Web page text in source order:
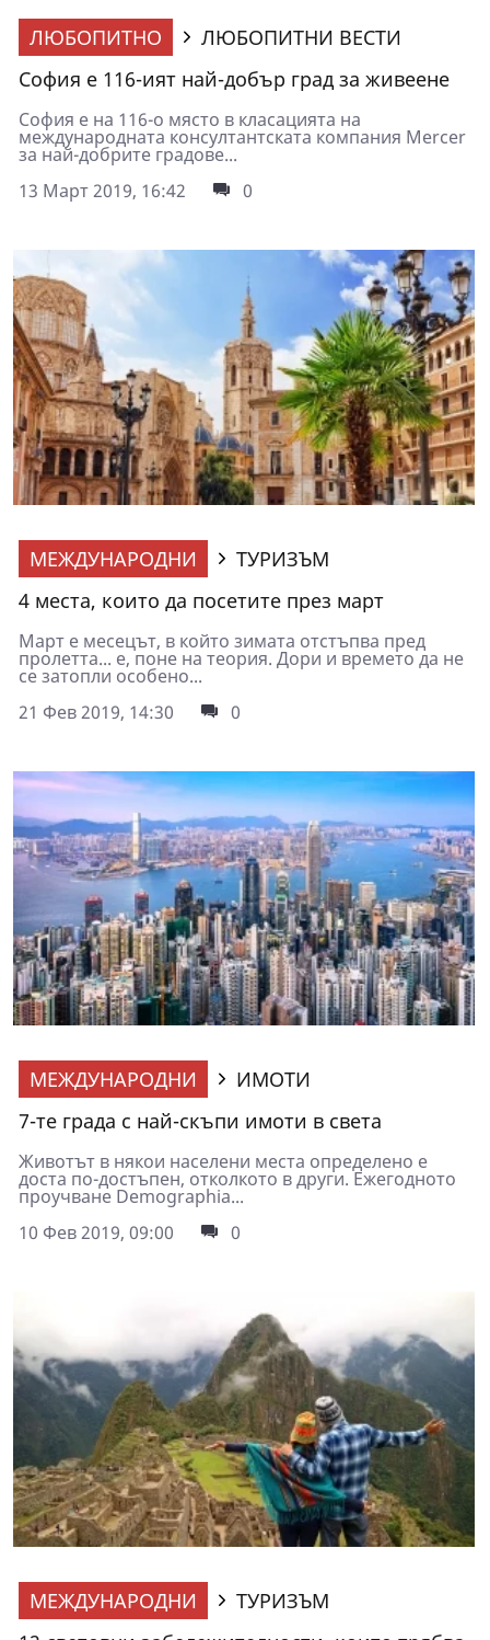
ЛЮБОПИТНО
ЛЮБОПИТНИ ВЕСТИ
София е 116-ият най-добър град за живеене
София е на 116-о място в класацията на
международната консултантската компания Mercer
за най-добрите градове...
13 Март 2019, 16:42
0
МЕЖДУНАРОДНИ
ТУРИЗЪМ
4 места, които да посетите през март
Март е месецът, в който зимата отстъпва пред
пролетта... е, поне на теория. Дори и времето да не
се затопли особено...
21 Фев 2019, 14:30
0
МЕЖДУНАРОДНИ
ИМОТИ
7-те града с най-скъпи имоти в света
Животът в някои населени места определено е
доста по-достъпен, отколкото в други. Ежегодното
проучване Demographia...
10 Фев 2019, 09:00
0
МЕЖДУНАРОДНИ
ТУРИЗЪМ